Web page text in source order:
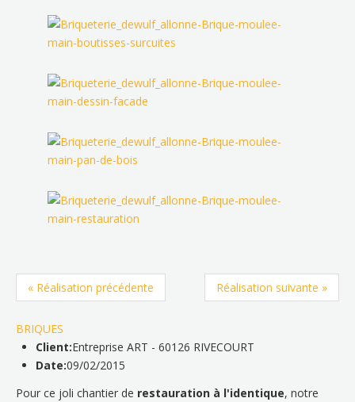
« Réalisation précédente Réalisation suivante »
BRIQUES
Client:Entreprise ART - 60126 RIVECOURT
Date:09/02/2015
Pour ce joli chantier de restauration à l'identique, notre